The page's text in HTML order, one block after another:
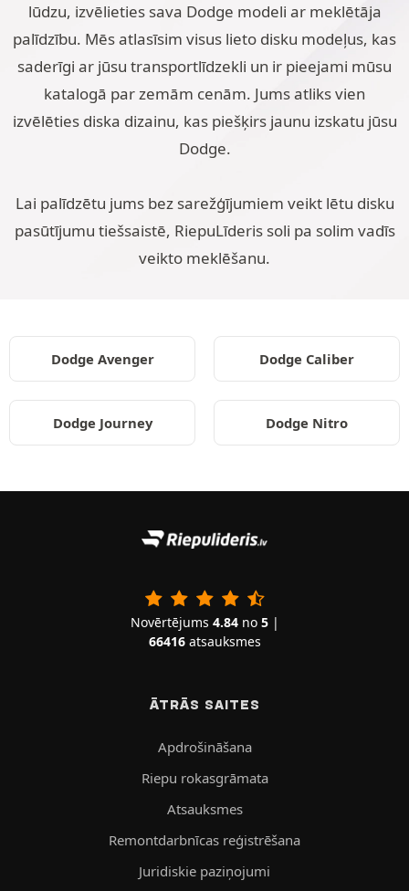
lūdzu, izvēlieties sava Dodge modeli ar meklētāja
palīdzību. Mēs atlasīsim visus lieto disku modeļus, kas
saderīgi ar jūsu transportlīdzekli un ir pieejami mūsu
katalogā par zemām cenām. Jums atliks vien
izvēlēties diska dizainu, kas piešķirs jaunu izskatu jūsu
Dodge.
Lai palīdzētu jums bez sarežģījumiem veikt lētu disku
pasūtījumu tiešsaistē, RiepuLīderis soli pa solim vadīs
veikto meklēšanu.
Dodge Avenger Dodge Caliber
Dodge Journey Dodge Nitro
Novērtējums 4.84no 5|
66416atsauksmes
ĀTRĀS SAITES
Apdrošināšana
Riepu rokasgrāmata
Atsauksmes
Remontdarbnīcas reģistrēšana
Juridiskie paziņojumi